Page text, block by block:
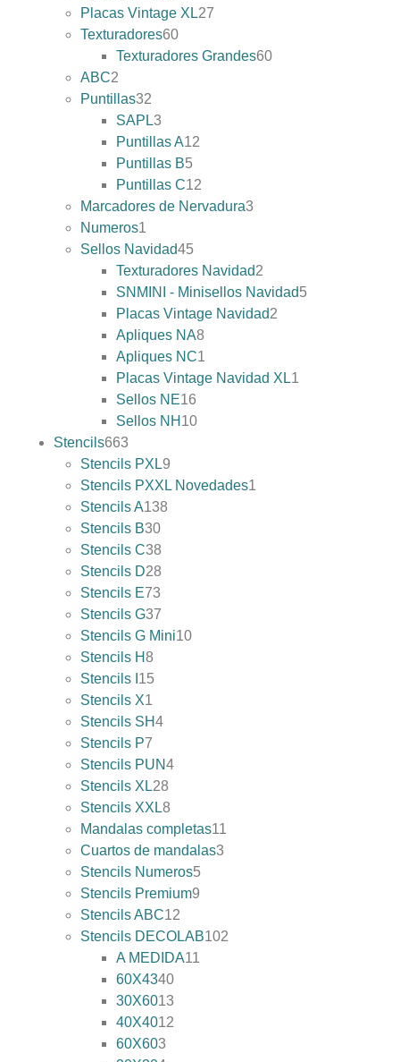
Placas Vintage XL27
Texturadores60
Texturadores Grandes60
ABC2
Puntillas32
SAPL3
Puntillas A12
Puntillas B5
Puntillas C12
Marcadores de Nervadura3
Numeros1
Sellos Navidad45
Texturadores Navidad2
SNMINI - Minisellos Navidad5
Placas Vintage Navidad2
Apliques NA8
Apliques NC1
Placas Vintage Navidad XL1
Sellos NE16
Sellos NH 10
Stencils663
Stencils PXL9
Stencils PXXL Novedades1
Stencils A138
Stencils B30
Stencils C38
Stencils D28
Stencils E73
Stencils G37
Stencils G Mini10
Stencils H8
Stencils I 15
Stencils X1
Stencils SH4
Stencils P7
Stencils PUN4
Stencils XL28
Stencils XXL8
Mandalas completas11
Cuartos de mandalas3
Stencils Numeros5
Stencils Premium9
Stencils ABC12
Stencils DECOLAB102
A MEDIDA11
60X4340
30X6013
40X4012
60X603